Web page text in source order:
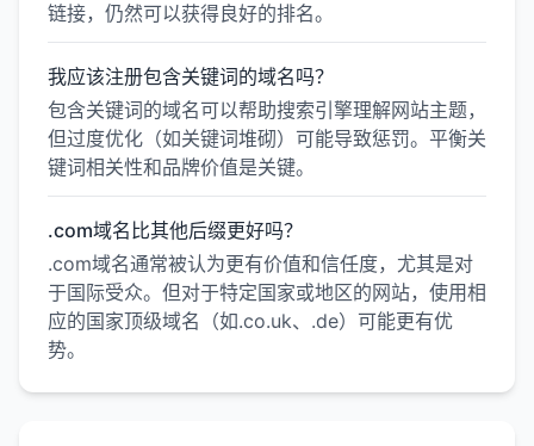
链接，仍然可以获得良好的排名。
我应该注册包含关键词的域名吗？
包含关键词的域名可以帮助搜索引擎理解网站主题，
但过度优化（如关键词堆砌）可能导致惩罚。平衡关
键词相关性和品牌价值是关键。
.com域名比其他后缀更好吗？
.com域名通常被认为更有价值和信任度，尤其是对
于国际受众。但对于特定国家或地区的网站，使用相
应的国家顶级域名（如.co.uk、.de）可能更有优
势。